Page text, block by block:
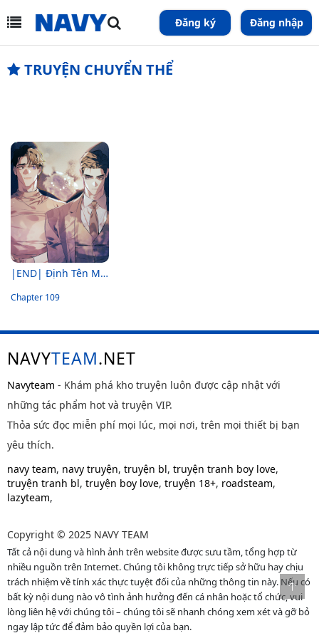
Đăng ký Đăng nhập
TRUYỆN CHUYỂN THỂ
|END| Định Tên Mối Quan Hệ
Chapter 109
NAVYTEAM.NET
Navyteam - Khám phá kho truyện luôn được cập nhật với
những tác phẩm hot và truyện VIP.
Thỏa sức đọc miễn phí mọi lúc, mọi nơi, trên mọi thiết bị bạn
yêu thích.
navy team, navy truyện, truyện bl, truyện tranh boy love,
truyện tranh bl, truyện boy love, truyện 18+, roadsteam,
lazyteam,
Copyright © 2025 NAVY TEAM
Tất cả nội dung và hình ảnh trên website được sưu tầm, tổng hợp từ
nhiều nguồn trên Internet. Chúng tôi không trực tiếp sở hữu hay chịu
trách nhiệm về tính xác thực tuyệt đối của những thông tin này. Nếu có
bất kỳ nội dung nào vô tình ảnh hưởng đến cá nhân hoặc tổ chức, vui
lòng liên hệ với chúng tôi – chúng tôi sẽ nhanh chóng xem xét và gỡ bỏ
ngay lập tức để đảm bảo quyền lợi của bạn.